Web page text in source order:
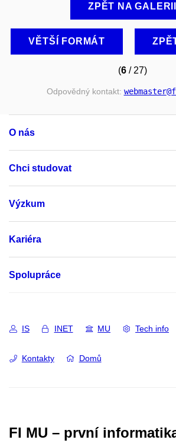
ZPĚT NA GALERII
VĚTŠÍ FORMÁT
(6/ 27)
Odpovědný kontakt: webmaster
O nás
Chci studovat
Výzkum
Kariéra
Spolupráce
IS INET MU Tech info
Kontakty Domů
FI MU – první